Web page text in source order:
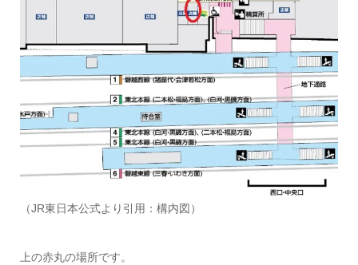
（JR東日本公式より引用：構内図）
上の赤丸の場所です。